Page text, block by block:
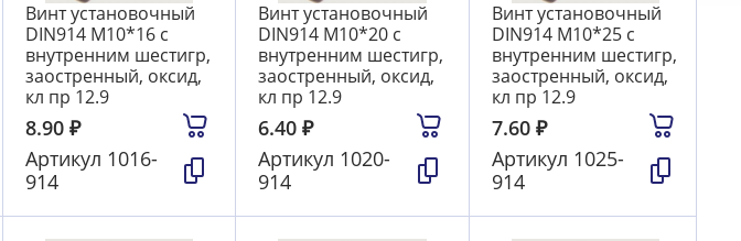
Винт установочный
DIN914 М10*16 с
внутренним шестигр,
заостренный, оксид,
кл пр 12.9
8.90 ₽
Артикул 1016-
914
Винт установочный
DIN914 М10*20 с
внутренним шестигр,
заостренный, оксид,
кл пр 12.9
6.40₽
Артикул 1020-
914
Винт установочный
DIN914 М10*25 с
внутренним шестигр,
заостренный, оксид,
кл пр 12.9
7.60 ₽
Артикул 1025-
914